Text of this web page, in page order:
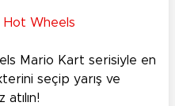
Hot Wheels
Mario Kart serisiyle en
seçip yarış ve
atılın!